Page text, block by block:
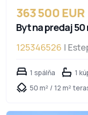
363 500 EUR
Byt na predaj 50
125346526 |
1 spálňa
1
50 m² / 12 m²